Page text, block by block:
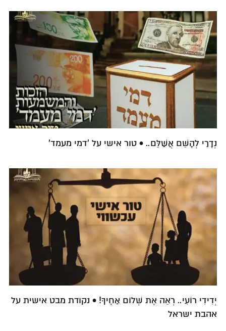
נְדָרַי לְהָשֵׁם אֲשַׁלֵּם.. • טור אישי על 'דמי מעמד'
יְדִידִי רוֹעִי.. רְאֵה אֶת שְׁלוֹם אַחֶיךָ! • נקודת מבט אישית על
אהבת ישראל